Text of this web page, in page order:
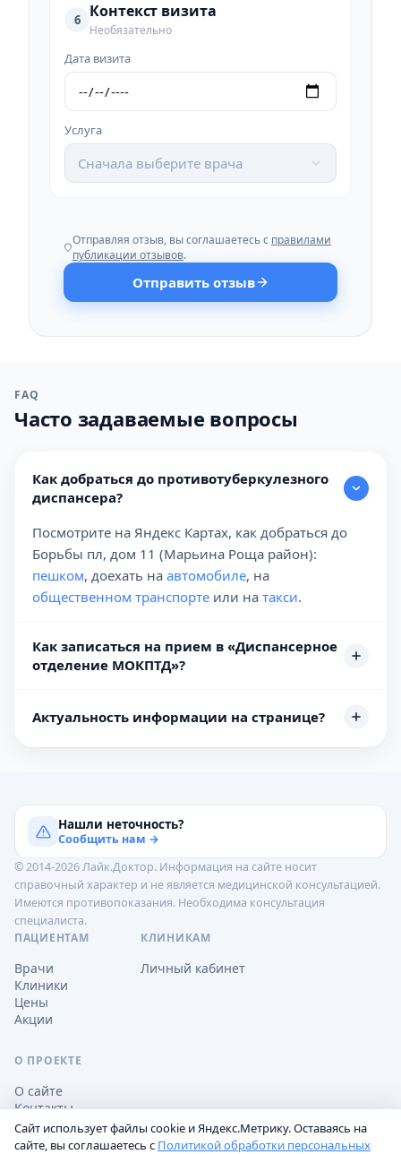
6 Контекст визита
Необязательно
Дата визита
Услуга
Сначала выберите врача
Отправляя отзыв, вы соглашаетесь с правилами
публикации отзывов.
Отправить отзыв
FAQ
Часто задаваемые вопросы
Как добраться до противотуберкулезного
диспансера?
Посмотрите на Яндекс Картах, как добраться до
Борьбы пл, дом 11 (Марьина Роща район):
пешком, доехать на автомобиле, на
общественном транспорте или на такси.
Как записаться на прием в «Диспансерное
отделение МОКПТД»?
Актуальность информации на странице?
Нашли неточность?
Сообщить нам →
© 2014-2026 Лайк.Доктор. Информация на сайте носит
справочный характер и не является медицинской консультацией.
Имеются противопоказания. Необходима консультация
специалиста.
ПАЦИЕНТАМ
Врачи
Клиники
Цены
Акции
КЛИНИКАМ
Личный кабинет
О ПРОЕКТЕ
О сайте
Контакты
Сайт использует файлы cookie и Яндекс.Метрику. Оставаясь на
сайте, вы соглашаетесь с Политикой обработки персональных